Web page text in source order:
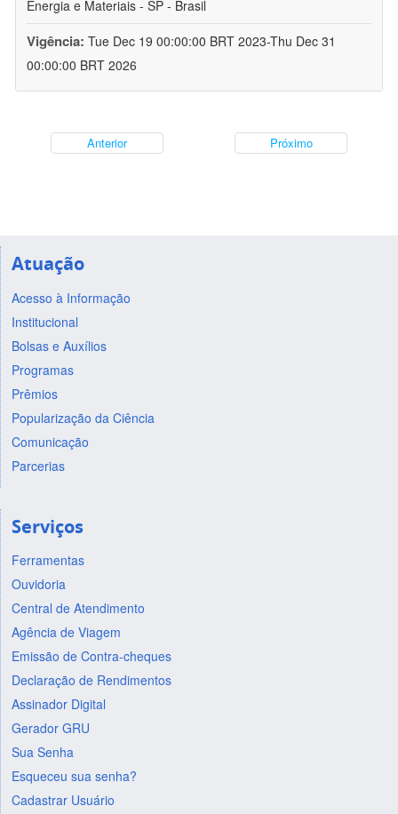
Energia e Materiais - SP - Brasil
Vigência: Tue Dec 19 00:00:00 BRT 2023-Thu Dec 31
00:00:00 BRT 2026
Anterior Próximo
Atuação
Acesso à Informação
Institucional
Bolsas e Auxílios
Programas
Prêmios
Popularização da Ciência
Comunicação
Parcerias
Serviços
Ferramentas
Ouvidoria
Central de Atendimento
Agência de Viagem
Emissão de Contra-cheques
Declaração de Rendimentos
Assinador Digital
Gerador GRU
Sua Senha
Esqueceu sua senha?
Cadastrar Usuário